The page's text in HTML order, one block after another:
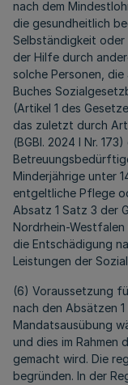
nach dem
die gesundheitlich
Selbständigkeit oder
der Hilfe durch
solche Personen,
Buches
(Artikel 1 des
das zuletzt durch
(BGBl. 2024 I Nr.
Minderjährige unter
entgeltliche Pflege
Absatz 1 Satz 3 der
Nordrhein-
die Entschädigung
Leistungen der
(6) Voraussetzung
nach den Absätzen
Mandatsausübung
und dies im Rahmen
gemacht wird. Die
begründen. In der